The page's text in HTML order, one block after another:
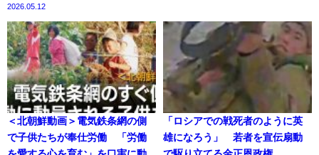
2026.05.12
＜北朝鮮動画＞電気鉄条網の側
で子供たちが奉仕労働 「労働
「ロシアでの戦死者のように英
雄になろう」 若者を宣伝扇動